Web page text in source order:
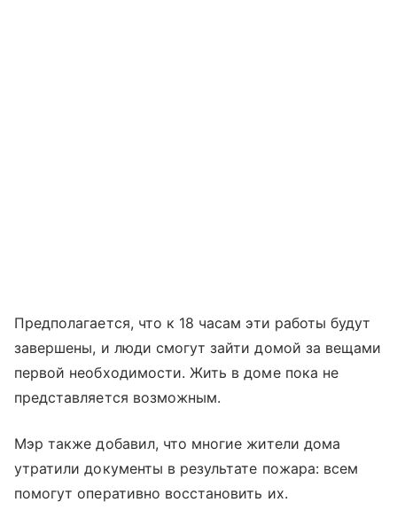
Предполагается, что к 18 часам эти работы будут
завершены, и люди смогут зайти домой за вещами
первой необходимости. Жить в доме пока не
представляется возможным.
Мэр также добавил, что многие жители дома
утратили документы в результате пожара: всем
помогут оперативно восстановить их.